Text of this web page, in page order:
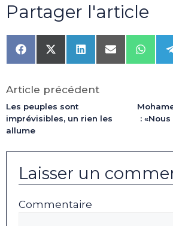
Partager l'article
Share
on
Share
on
(Twitter)
Share
on
Share
on
Share
on
Article précédent
Les peuples sont
imprévisibles, un rien les
allume
:
Laisser un
Commentaire